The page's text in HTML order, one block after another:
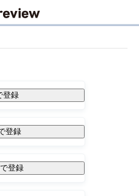
登録
登録
登録